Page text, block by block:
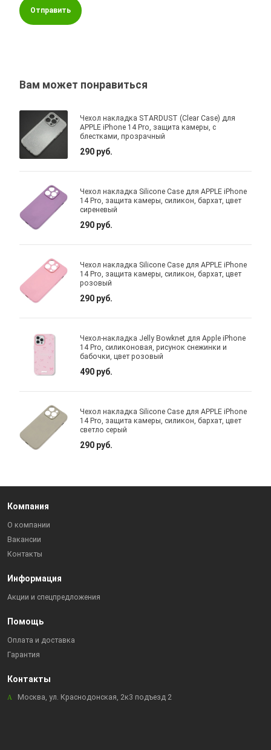
Отправить
Вам может понравиться
Чехол накладка STARDUST (Clear Case) для
APPLE iPhone 14 Pro, защита камеры, с
блестками, прозрачный
290 руб.
Чехол накладка Silicone Case для APPLE iPhone
14 Pro, защита камеры, силикон, бархат, цвет
сиреневый
290 руб.
Чехол накладка Silicone Case для APPLE iPhone
14 Pro, защита камеры, силикон, бархат, цвет
розовый
290 руб.
Чехол-накладка Jelly Bowknet для Apple iPhone
14 Pro, силиконовая, рисунок снежинки и
бабочки, цвет розовый
490 руб.
Чехол накладка Silicone Case для APPLE iPhone
14 Pro, защита камеры, силикон, бархат, цвет
светло серый
290 руб.
Компания
О компании
Вакансии
Контакты
Информация
Акции и спецпредложения
Помощь
Оплата и доставка
Гарантия
Контакты
Москва, ул. Краснодонская, 2к3 подъезд 2